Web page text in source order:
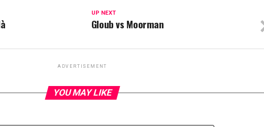
UP NEXT
Gloub vs Moorman
ADVERTISEMENT
YOU MAY LIKE